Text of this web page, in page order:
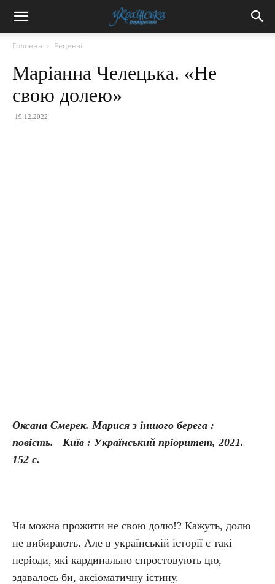
Головна Рецензії
Маріанна Челецька. «Не
свою долею»
19.12.2022
Оксана Смерек. Марися з іншого берега :
повість. Київ : Український пріоритет, 2021.
152 с.
Чи можна прожити не свою долю!? Кажуть, долю
не вибирають. Але в українській історії є такі
періоди, які кардинально спростовyють цю,
здавалось би, аксіоматичну істину.